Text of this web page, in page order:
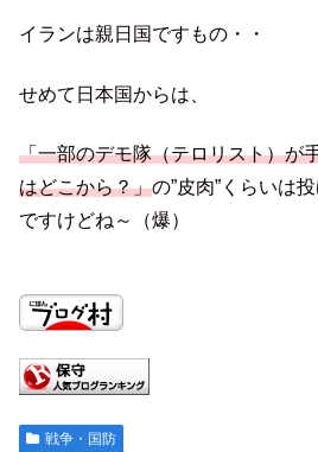
イランは親日国ですもの・・
せめて日本国からは、
「一部のデモ隊（テロリスト）が
はどこから？」の”皮肉”くらいは
ですけどね～（爆）
戦争・国防